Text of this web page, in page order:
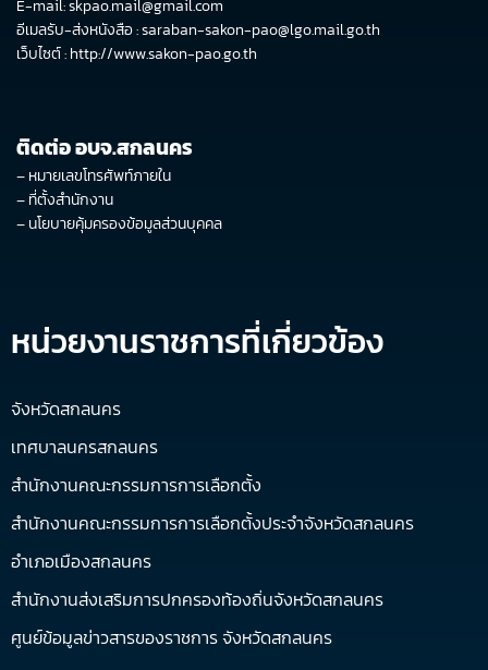
E-mail: skpao.mail@gmail.com
อีเมลรับ-ส่งหนังสือ : saraban-sakon-pao@lgo.mail.go.th
เว็บไซต์ :http://www.sakon-pao.go.th
ติดต่อ อบจ.สกลนคร
–หมายเลขโทรศัพท์ภายใน
–ที่ตั้งสำนักงาน
–นโยบายคุ้มครองข้อมูลส่วนบุคคล
หน่วยงานราชการที่เกี่ยวข้อง
จังหวัดสกลนคร
เทศบาลนครสกลนคร
สำนักงานคณะกรรมการการเลือกตั้ง
สำนักงานคณะกรรมการการเลือกตั้งประจำจังหวัดสกลนคร
อำเภอเมืองสกลนคร
สำนักงานส่งเสริมการปกครองท้องถิ่นจังหวัดสกลนคร
ศูนย์ข้อมูลข่าวสารของราชการ จังหวัดสกลนคร